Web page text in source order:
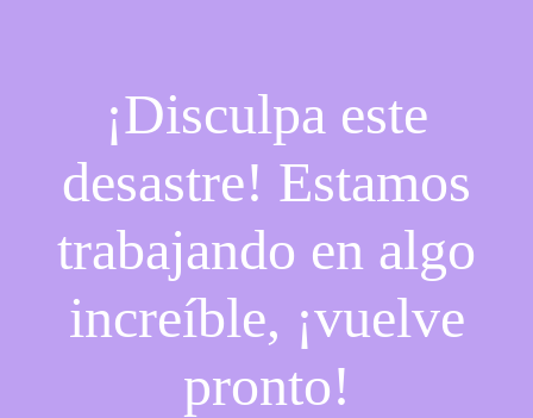
¡Disculpa este
desastre! Estamos
trabajando en algo
increíble, ¡vuelve
pronto!